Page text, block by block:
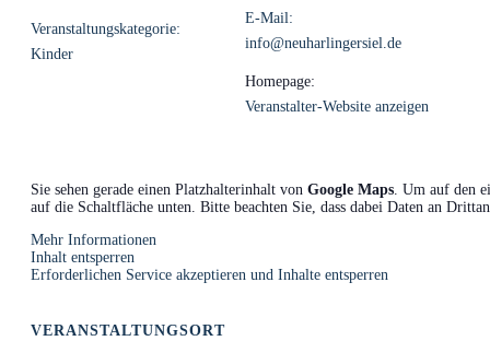
Veranstaltungskategorie:
Kinder
E-Mail:
info@neuharlingersiel.de
Homepage:
Veranstalter-Website anzeigen
VERANSTALTUNGSORT
Sie sehen gerade einen Platzhalterinhalt von Google Maps . Um auf den
auf die Schaltfläche unten. Bitte beachten Sie, dass dabei Daten an
Mehr Informationen
Inhalt entsperren
Erforderlichen Service akzeptieren und Inhalte entsperren